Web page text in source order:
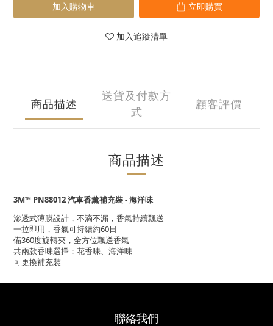
加入購物車 立即購買
加入追蹤清單
商品描述
送貨及付款方
式
顧客評價
商品描述
3M™ PN88012 汽車香薰補充裝 - 海洋味
滲透式薄膜設計，不滴不漏，香氣持續飄送
一拉即用，香氣可持續約60日
備360度旋轉夾，全方位飄送香氣
共兩款香味選擇：花香味、海洋味
可更換補充裝
聯絡我們